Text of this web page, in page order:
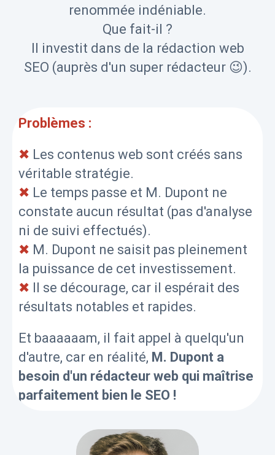
renommée indéniable.
Que fait-il ?
Il investit dans de la rédaction web
SEO (auprès d'un super rédacteur 😉).
Problèmes :
✖ Les contenus web sont créés sans
véritable stratégie.
✖ Le temps passe et M. Dupont ne
constate aucun résultat (pas d'analyse
ni de suivi effectués).
✖ M. Dupont ne saisit pas pleinement
la puissance de cet investissement.
✖
Il se décourage, car il espérait des
résultats notables et rapides.
Et baaaaaam, il fait appel à quelqu'un
d'autre, car en réalité, M. Dupont a
besoin d'un rédacteur web qui maîtrise
parfaitement bien le SEO !